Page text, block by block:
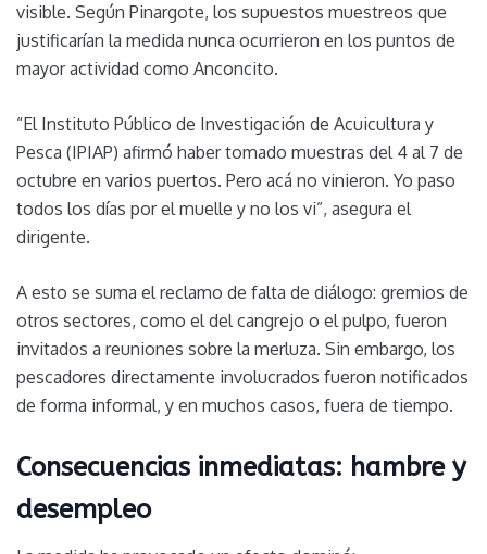
visible. Según Pinargote, los supuestos muestreos que
justificarían la medida nunca ocurrieron en los puntos de
mayor actividad como Anconcito.
“El Instituto Público de Investigación de Acuicultura y
Pesca (IPIAP) afirmó haber tomado muestras del 4 al 7 de
octubre en varios puertos. Pero acá no vinieron. Yo paso
todos los días por el muelle y no los vi”, asegura el
dirigente.
A esto se suma el reclamo de falta de diálogo: gremios de
otros sectores, como el del cangrejo o el pulpo, fueron
invitados a reuniones sobre la merluza. Sin embargo, los
pescadores directamente involucrados fueron notificados
de forma informal, y en muchos casos, fuera de tiempo.
Consecuencias inmediatas: hambre y
desempleo